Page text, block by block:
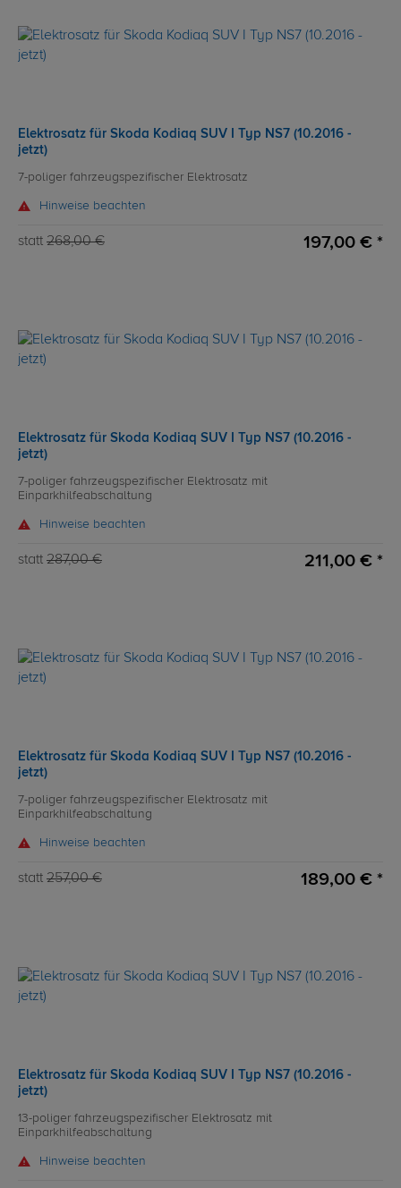
Elektrosatz für Skoda Kodiaq SUV I Typ NS7 (10.2016 -
jetzt)
7-poliger fahrzeugspezifischer Elektrosatz
Hinweise beachten
statt 268,00 € 197,00 € *
Elektrosatz für Skoda Kodiaq SUV I Typ NS7 (10.2016 -
jetzt)
7-poliger fahrzeugspezifischer Elektrosatz mit
Einparkhilfeabschaltung
Hinweise beachten
statt 287,00 € 211,00 € *
Elektrosatz für Skoda Kodiaq SUV I Typ NS7 (10.2016 -
jetzt)
7-poliger fahrzeugspezifischer Elektrosatz mit
Einparkhilfeabschaltung
Hinweise beachten
statt 257,00 € 189,00 € *
Elektrosatz für Skoda Kodiaq SUV I Typ NS7 (10.2016 -
jetzt)
13-poliger fahrzeugspezifischer Elektrosatz mit
Einparkhilfeabschaltung
Hinweise beachten